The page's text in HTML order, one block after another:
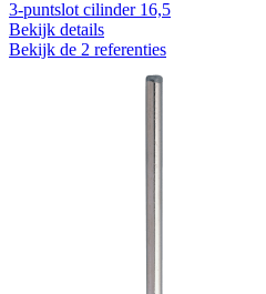
3-puntslot cilinder 16,5
Bekijk details
Bekijk de 2 referenties